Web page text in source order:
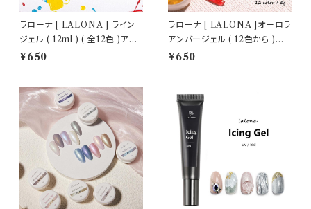
ラローナ [ LALONA ] ライン
ジェル ( 12ml ) ( 全12色 )アー
トジェル/細ブラシ
¥650
ラローナ [ LALONA ]オーロラ
アンバージェル ( 12色から )ジ
ェルネイル/セルフネイル/ネイル
¥650